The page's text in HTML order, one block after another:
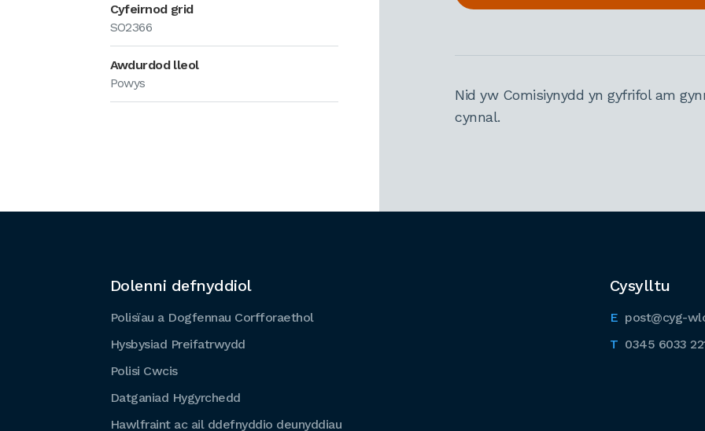
Cyfeirnod grid
SO2366
Awdurdod lleol
Powys
Nid yw Comisiynydd yn gyfrifol am
cynnal.
Cysylltu
post@cyg-
0345 6033
Dolenni defnyddiol
Polisïau a Dogfennau Corfforaethol
Hysbysiad Preifatrwydd
Polisi Cwcis
Datganiad Hygyrchedd
Hawlfraint ac ail ddefnyddio deunyddiau